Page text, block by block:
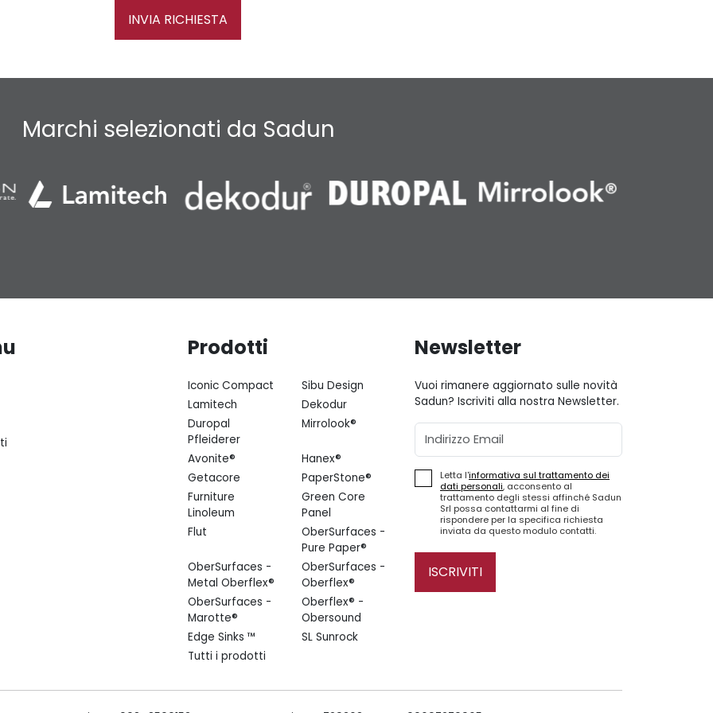
INVIA RICHIESTA
Marchi selezionati da Sadun
Prodotti
Iconic Compact
Sibu Design
Lamitech
Dekodur
Duropal
Pfleiderer
Mirrolook®
Avonite®
Hanex®
Getacore
PaperStone®
Furniture
Linoleum
Green Core
Panel
Flut
OberSurfaces -
Pure Paper®
OberSurfaces -
Metal Oberflex®
OberSurfaces -
Oberflex®
OberSurfaces -
Marotte®
Oberflex® -
Obersound
Edge Sinks ™
SL Sunrock
Tutti i prodotti
Newsletter
Vuoi rimanere aggiornato sulle novità
Sadun? Iscriviti alla nostra Newsletter.
Email
Letta l'informativa sul trattamento dei
dati personali, acconsento al
trattamento degli stessi affinché Sadun
Srl possa contattarmi al fine di
rispondere per la specifica richiesta
inviata da questo modulo contatti.
ISCRIVITI